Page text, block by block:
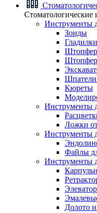
Стоматологические
Инструменты
Зонды
Гладилки
Шпатели
Кюреты
Инструменты
Ложки
Инструменты
Файлы
Инструменты
Долото